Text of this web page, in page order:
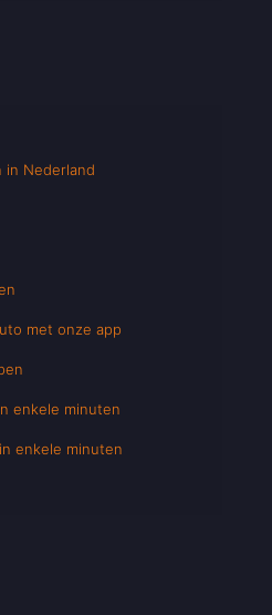
in Nederland
met onze app
enkele minuten
enkele minuten